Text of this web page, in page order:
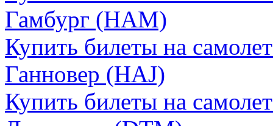
Гамбург (HAM)
Купить билеты на
Ганновер (HAJ)
Купить билеты на